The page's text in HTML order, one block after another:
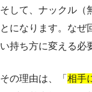
そして、ナックル（
とになります。なぜ
い持ち方に変える必
その理由は、「 相手